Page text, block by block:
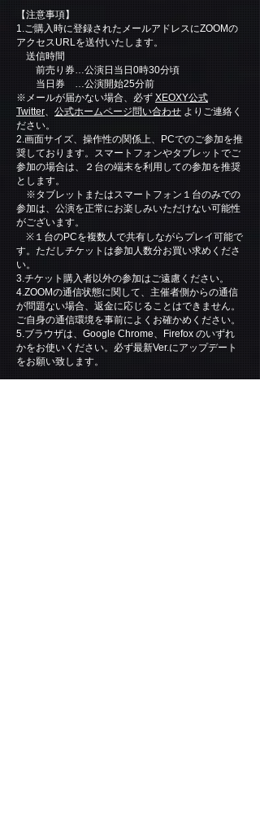
【注意事項】
1.ご購入時に登録されたメールアドレスにZOOMの
アクセスURLを送付いたします。
送信時間
前売り券…公演日当日0時30分頃
当日券 …公演開始25分前
※メールが届かない場合、必ず XEOXY公式
Twitter、 公式ホームページ問い合わせ よりご連絡く
ださい。
2.画面サイズ、操作性の関係上、PCでのご参加を推
奨しております。スマートフォンやタブレットでご
参加の場合は、２台の端末を利用しての参加を推奨
とします。
※タブレットまたはスマートフォン１台のみでの
参加は、公演を正常にお楽しみいただけない可能性
がございます。
※１台のPCを複数人で共有しながらプレイ可能で
す。ただしチケットは参加人数分お買い求めくださ
い。
3.チケット購入者以外の参加はご遠慮ください。
4.ZOOMの通信状態に関して、主催者側からの通信
が問題ない場合、返金に応じることはできません。
ご自身の通信環境を事前によくお確かめください。
5.ブラウザは、Google Chrome、Firefox のいずれ
かをお使いください。必ず最新Ver.にアップデート
をお願い致します。